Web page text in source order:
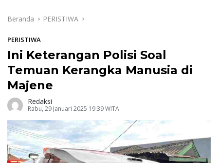
Beranda PERISTIWA
PERISTIWA
Ini Keterangan Polisi Soal
Temuan Kerangka Manusia di
Majene
Redaksi
Rabu, 29 Januari 2025 19:39 WITA